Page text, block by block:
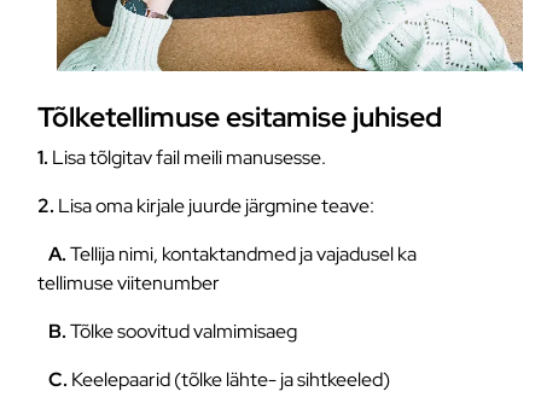
Tõlketellimuse esitamise juhised
1. Lisa tõlgitav fail meili manusesse.
2. Lisa oma kirjale juurde järgmine teave:
A.Tellija nimi, kontaktandmed ja vajadusel ka
tellimuse viitenumber
B.Tõlke soovitud valmimisaeg
C. Keelepaarid (tõlke lähte- ja sihtkeeled)